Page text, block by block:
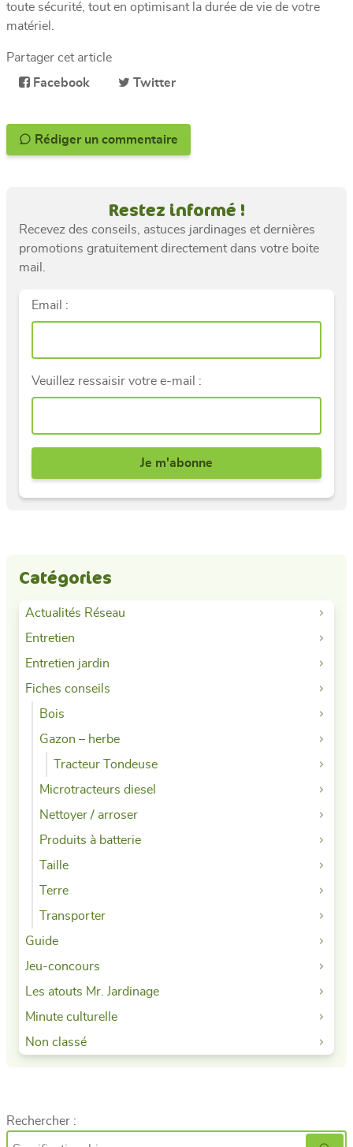
toute sécurité, tout en optimisant la durée de vie de votre
matériel.
Partager cet article
Facebook
Twitter
Rédiger un commentaire
Restez informé !
Recevez des conseils, astuces jardinages et dernières
promotions gratuitement directement dans votre boite
mail.
Email :
Veuillez ressaisir votre e-mail :
Catégories
Actualités Réseau
Entretien
Entretien jardin
Fiches conseils
Bois
Gazon – herbe
Tracteur Tondeuse
Microtracteurs diesel
Nettoyer / arroser
Produits à batterie
Taille
Terre
Transporter
Guide
Jeu-concours
Les atouts Mr. Jardinage
Minute culturelle
Non classé
Rechercher :